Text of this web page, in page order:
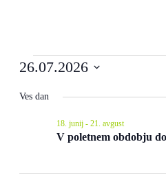
dogodki
26.
26.07.2026
datum
Ves dan
V poletnem obdobju
18. junij- 21. avgust